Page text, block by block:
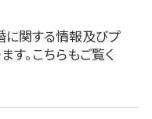
関する情報及びプ
す。こちらもご覧く